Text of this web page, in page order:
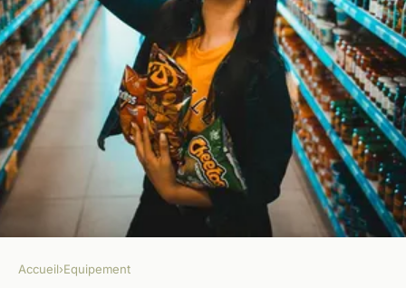
EQUIPEMENT
Accueil›Equipement